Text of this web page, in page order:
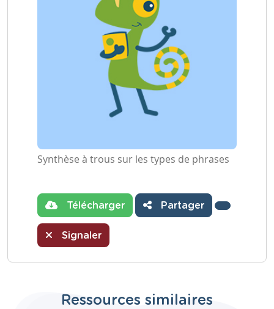
Synthèse à trous sur les types de phrases
Télécharger Partager
Signaler
Ressources similaires